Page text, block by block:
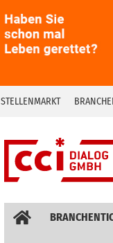
to
content
STELLENMARKT